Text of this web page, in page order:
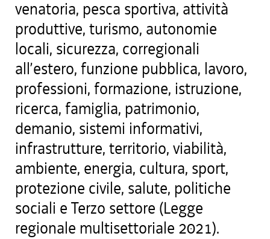
venatoria, pesca sportiva, attività
produttive, turismo, autonomie
locali, sicurezza, corregionali
all’estero, funzione pubblica, lavoro,
professioni, formazione, istruzione,
ricerca, famiglia, patrimonio,
demanio, sistemi informativi,
infrastrutture, territorio, viabilità,
ambiente, energia, cultura, sport,
protezione civile, salute, politiche
sociali e Terzo settore (Legge
regionale multisettoriale 2021).